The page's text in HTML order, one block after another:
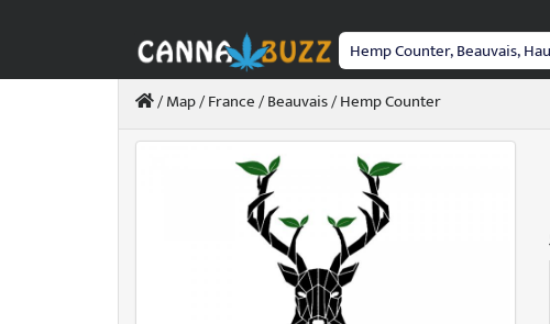
/Map/France/Beauvais/ Hemp Counter